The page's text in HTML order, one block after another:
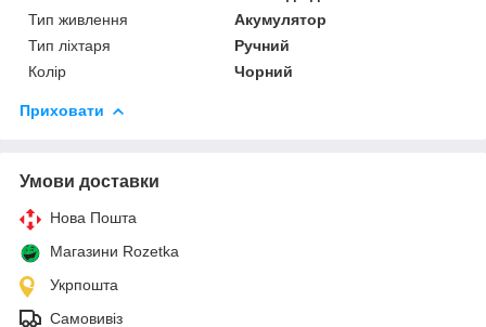
Тип живлення
Акумулятор
Тип ліхтаря
Ручний
Колір
Чорний
Приховати
Умови доставки
Нова Пошта
Магазини Rozetka
Укрпошта
Самовивіз